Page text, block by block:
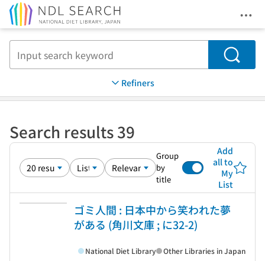
Search
Refiners
Search results 39
Group
by
title
Add
all to
My
List
ゴミ人間 : 日本中から笑われた夢
がある (角川文庫 ; に32-2)
National Diet Library Other Libraries in Japan